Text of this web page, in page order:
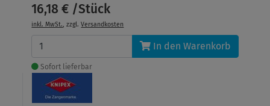
16,18 € /Stück
inkl. MwSt., zzgl.Versandkosten
In den Warenkorb
Sofort lieferbar